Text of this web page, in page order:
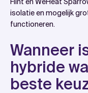
isolatie en mogelijk
functioneren.
Wanneer
hybride
beste